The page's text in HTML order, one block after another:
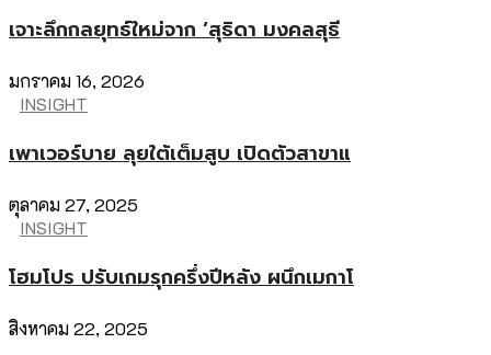
เจาะลึกกลยุทธ์ใหม่จาก ‘สุธิดา มงคลสุธี
มกราคม 16, 2026
INSIGHT
เพาเวอร์บาย ลุยใต้เต็มสูบ เปิดตัวสาขาแ
ตุลาคม 27, 2025
INSIGHT
โฮมโปร ปรับเกมรุกครึ่งปีหลัง ผนึกเมกาโ
สิงหาคม 22, 2025